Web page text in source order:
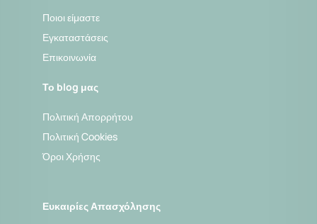
Ποιοι είμαστε
Εγκαταστάσεις
Επικοινωνία
Το blog μας
Πολιτική Απορρήτου
Πολιτική Cookies
Όροι Χρήσης
Ευκαιρίες Απασχόλησης